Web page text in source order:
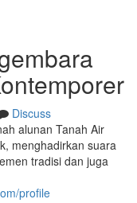
Discuss
alunan Tanah Air
menghadirkan suara
tradisi dan juga
profile